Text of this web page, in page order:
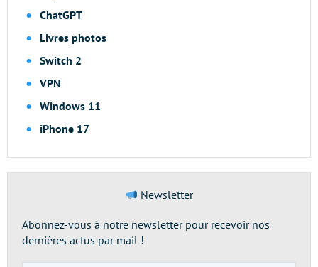
ChatGPT
Livres photos
Switch 2
VPN
Windows 11
iPhone 17
Newsletter
Abonnez-vous à notre newsletter pour recevoir nos
dernières actus par mail !